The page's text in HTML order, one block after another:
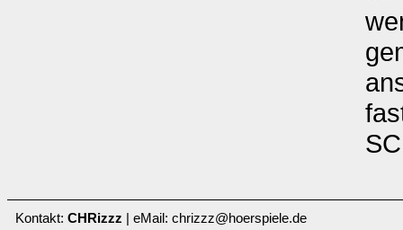
Kontakt: CHRizzz | eMail: chrizzz@hoerspiele.de